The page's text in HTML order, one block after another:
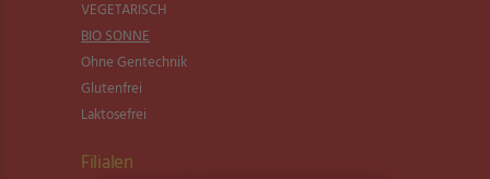
VEGETARISCH
BIO SONNE
Ohne Gentechnik
Glutenfrei
Laktosefrei
Filialen